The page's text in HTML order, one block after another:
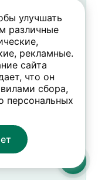
“Единица”
улучшать
различные
рекламные.
сайта
что он
сбора,
персональных